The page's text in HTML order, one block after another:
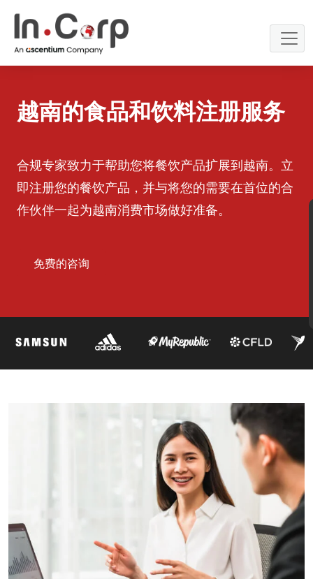
content
越南的食品和饮料注册服务
合规专家致力于帮助您将餐饮产品扩展到越南。立
即注册您的餐饮产品，并与将您的需要在首位的合
作伙伴一起为越南消费市场做好准备。
免费的咨询